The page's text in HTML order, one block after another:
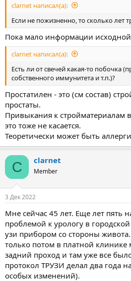
clarnet написал(а):
Если не пожизненно, то сколько лет
Пока мало информации
clarnet написал(а):
Есть ли от свечей какая-то побочка
собственного иммунитета и т.п.)?
Простатилен - это (см состав)
простаты.
Привыкания к стройматериалам
это тоже не касается.
Теоретически может быть
C clarnet
Member
3 Дек 2022
Мне сейчас 45 лет. Еще лет пять
проблемой к урологу в
узи прибором со стороны
только потом в платной
задний проход и там уже все
протокол ТРУЗИ делал два года
особых изменений).